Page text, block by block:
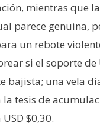
mientras que la
parece genuina,
un rebote
si el soporte de
bajista; una vela
tesis de
$0,30.